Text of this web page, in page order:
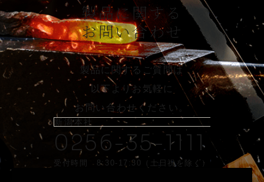
製品に関する
お問い合わせ
製品に関するご質問は
以下よりお気軽に
お問い合わせください。
新潟本社
0256-35-1111
受付時間 8:30-17:30（土日祝を除く）